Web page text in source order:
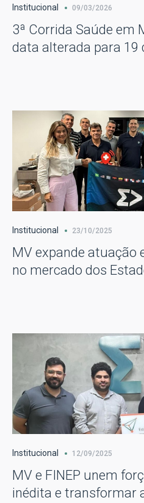
Institucional 09/03/2026
3ª Corrida Saúde em
data alterada para 19
Institucional 23/10/2025
MV expande atuação
no mercado dos
Institucional 12/09/2025
MV e FINEP unem
inédita e transformar